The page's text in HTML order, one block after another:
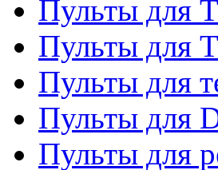
Пульты для
Пульты для
Пульты для
Пульты для
Пульты для